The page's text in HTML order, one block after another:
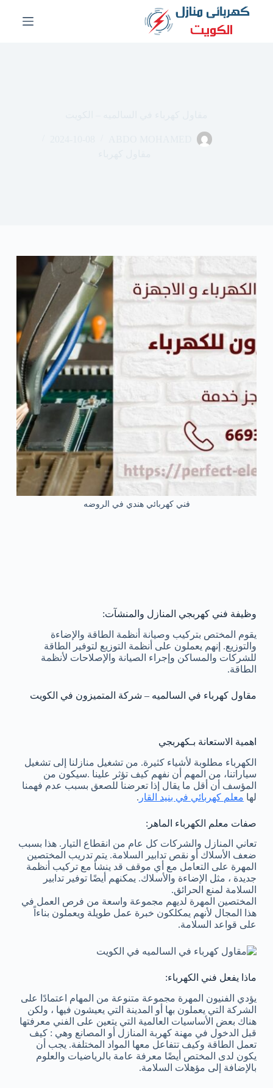
فني كهربائي هندي في الروضه
وظيفة فني كهربجي المنازل والمنشآت:
يقوم المختص بتركيب وصيانة أنظمة الطاقة والإضاءة
والتوزيع. إنهم يعملون على أنظمة التوزيع لتوفير الطاقة
للشركات والمساكن وإجراء الصيانة والإصلاحات لأنظمة
الطاقة.
مقاول كهرباء في السالميه – شركة المتميزون في الكويت
اهمية الاستعانة بـكهربجي
الكهرباء مطلوبة لأشياء كثيرة. من تشغيل منازلنا إلى تشغيل
سياراتنا، من المهم أن نفهم كيف تؤثر علينا .سيكون من
المؤسف أن أقل ما يقال إذا تعرضنا للصعق بسبب عدم فهمنا
لها معلم كهربائي في بنيد القار .
صفات معلم الكهرباء الماهر:
تعاني المنازل والشركات كل عام من انقطاع التيار. هذا بسبب
ضعف الأسلاك أو نقص تدابير السلامة. يتم تدريب المختصين
المهرة على التعامل مع أي موقف قد ينشأ مع تركيب أنظمة
جديدة ، مثل الإضاءة والأسلاك. يمكنهم أيضًا توفير تدابير
السلامة لمنع الحرائق.
المختصين المهرة لديهم مجموعة واسعة من فرص العمل في
هذا المجال لأنهم يمكلكون خبرة عمل طويلة ويعملون بناءاً
على قواعد السلامة.
ماذا يفعل فني الكهرباء:
يؤدي الفنيون المهرة مجموعة متنوعة من المهام اعتمادًا على
الشركة التي يعملون بها أو المدينة التي يعيشون فيها ، ولكن
هناك بعض الأساسيات العالمية التي يتعين على الفني معرفتها
قبل الدخول في مهنة كهربة المنازل أو المصانع وهي : كيف
تعمل الطاقة وكيف تتفاعل معها المواد المختلفة. يجب أن
يكون لدى المختص أيضًا معرفة عامة بالرياضيات والعلوم
بالإضافة إلى مؤهلات السلامة.